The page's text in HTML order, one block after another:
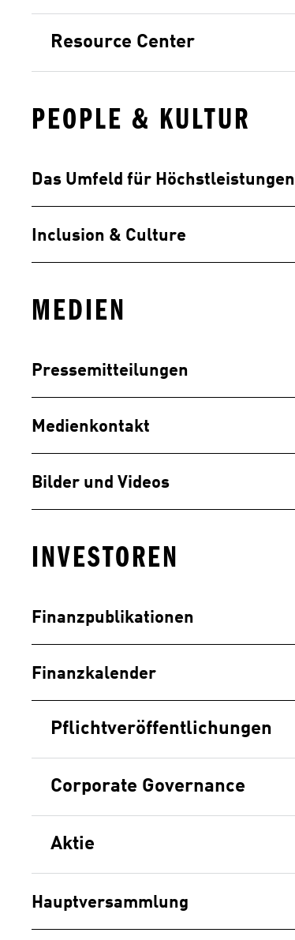
Resource Center
PEOPLE & KULTUR
Das Umfeld für Höchstleistungen
Inclusion & Culture
MEDIEN
Pressemitteilungen
Medienkontakt
Bilder und Videos
INVESTOREN
Finanzpublikationen
Finanzkalender
Pflichtveröffentlichungen
Corporate Governance
Aktie
Hauptversammlung